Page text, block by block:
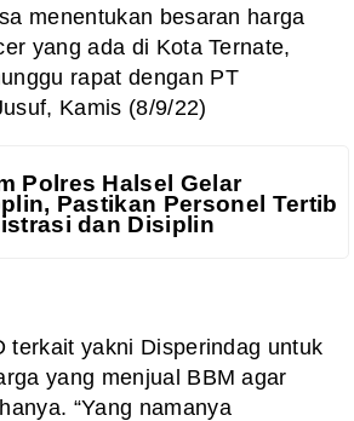
menentukan besaran harga
yang ada di Kota Ternate,
rapat dengan PT
Kamis (8/9/22)
Polres Halsel Gelar
Pastikan Personel Tertib
dan Disiplin
terkait yakni Disperindag untuk
yang menjual BBM agar
“Yang namanya